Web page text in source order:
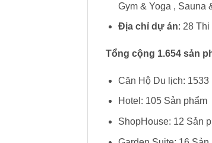
Gym & Yoga , Sauna
Địa chỉ dự án: 28
Tổng cộng 1.654 sản
Căn Hộ Du lịch: 1533
Hotel: 105 Sản phẩm
ShopHouse: 12 Sản